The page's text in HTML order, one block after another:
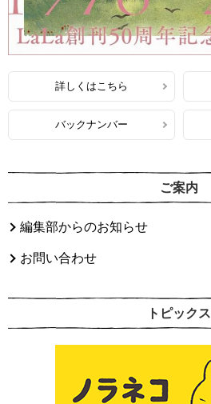
詳しくはこちら
バックナンバー
ご案内
編集部からのお知らせ
お問い合わせ
トピックス